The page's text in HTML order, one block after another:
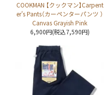
COOKMAN 【クックマン】Carpent
er's Pants（カーペンターパンツ ）
Canvas Grayish Pink
6,900円(税込7,590円)